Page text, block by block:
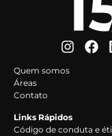
Quem somos
Áreas
Contato
Links Rápidos
Código de conduta e